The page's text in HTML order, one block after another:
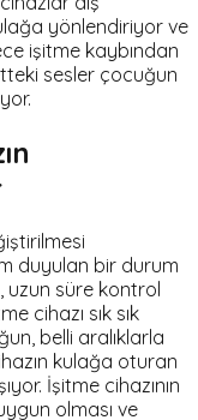
yönlendiriyor ve
işitme kaybından
sesler çocuğun
duyulan bir durum
uzun süre kontrol
cihazı sık sık
belli aralıklarla
kulağa oturan
İşitme cihazının
olması ve